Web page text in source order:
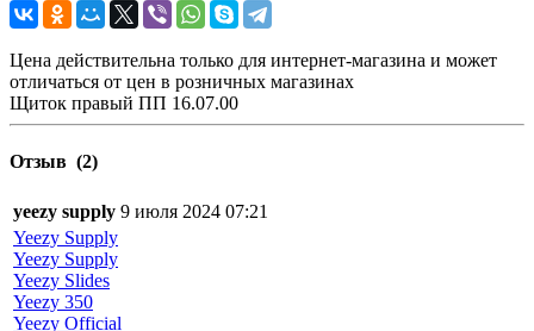
Цена действительна только для интернет-магазина и может
отличаться от цен в розничных магазинах
Щиток правый ПП 16.07.00
Отзыв (2)
yeezy supply 9 июля 2024 07:21
Yeezy Supply
Yeezy Supply
Yeezy Slides
Yeezy 350
Yeezy Official